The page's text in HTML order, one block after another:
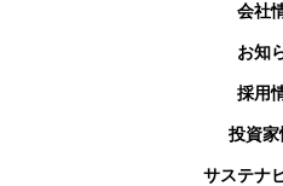
会社
お知
採用
投資家
サステナ